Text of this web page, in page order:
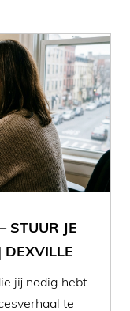
STUUR JE
jij nodig hebt
te